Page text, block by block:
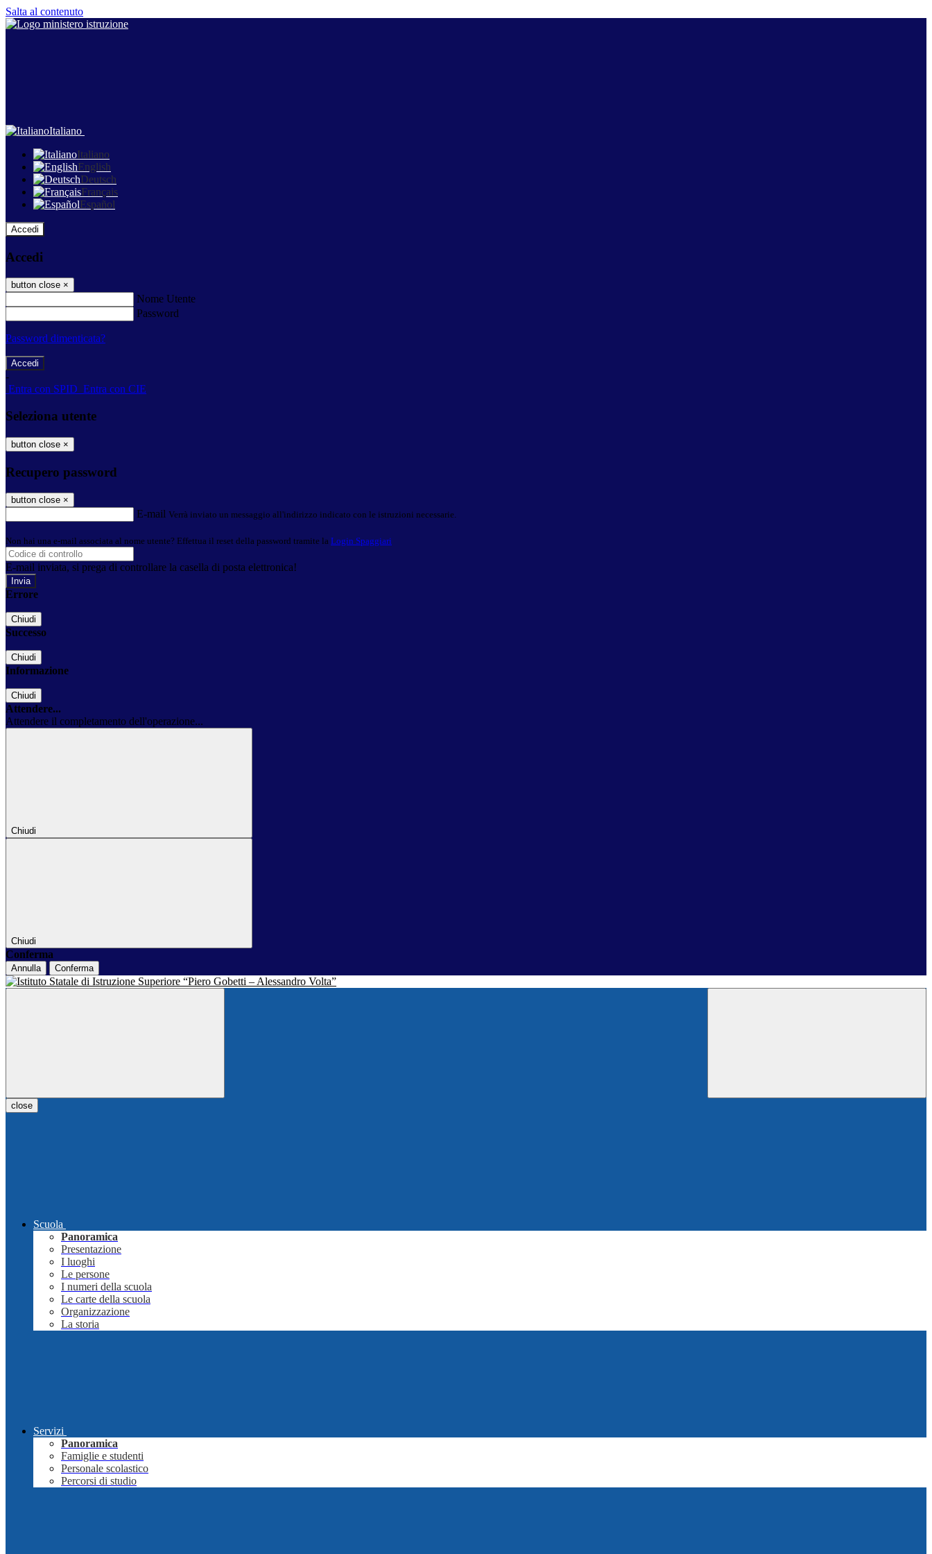
Salta al contenuto
Italiano
Italiano
English
Deutsch
Français
Español
Accedi
Accedi
button close ×
Nome Utente
Password
Password dimenticata?
-
Entra con SPID Entra con CIE
Seleziona utente
button close ×
Recupero password
button close ×
E-mail Verrà inviato un messaggio all'indirizzo indicato con le istruzioni necessarie.
Non hai una e-mail associata al nome utente? Effettua il reset della password tramite la Login Spaggiari
E-mail inviata, si prega di controllare la casella di posta elettronica!
Errore
Chiudi
Successo
Chiudi
Informazione
Chiudi
Attendere...
Attendere il completamento dell'operazione...
Chiudi
Chiudi
Conferma
Annulla Conferma
close
Scuola
Panoramica
Presentazione
I luoghi
Le persone
I numeri della scuola
Le carte della scuola
Organizzazione
La storia
Servizi
Panoramica
Famiglie e studenti
Personale scolastico
Percorsi di studio